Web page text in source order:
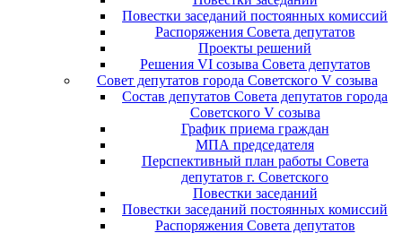
Повестки заседаний постоянных комиссий
Распоряжения Совета депутатов
Проекты решений
Решения VI созыва Совета депутатов
Совет депутатов города Советского V созыва
Состав депутатов Совета депутатов города
Советского V созыва
График приема граждан
МПА председателя
Перспективный план работы Совета
депутатов г. Советского
Повестки заседаний
Повестки заседаний постоянных комиссий
Распоряжения Совета депутатов